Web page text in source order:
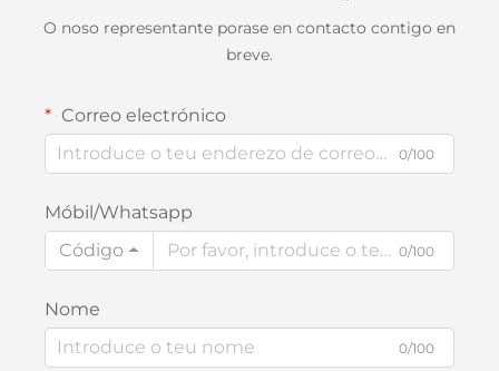
O noso representante porase en contacto contigo en
breve.
Correo electrónico
0/100
Móbil/Whatsapp
Código
0/100
Nome
0/100